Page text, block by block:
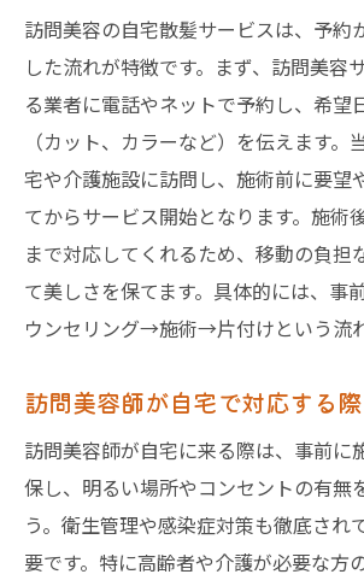
訪問美容の自宅散髪サービスは、予約
した流れが特徴です。まず、訪問美容
る業者に電話やネットで予約し、希望
（カット、カラーなど）を伝えます。
宅や介護施設に訪問し、施術前に要望
てからサービス開始となります。施術
まで対応してくれるため、移動の負担
て美しさを保てます。具体的には、
ウンセリング→施術→片付けという流れ
訪問美容師が自宅で対応する
訪問美容師が自宅に来る際は、事前に
保し、明るい場所やコンセントの有無
う。衛生管理や感染症対策も徹底され
要です。特に高齢者や介護が必要な方